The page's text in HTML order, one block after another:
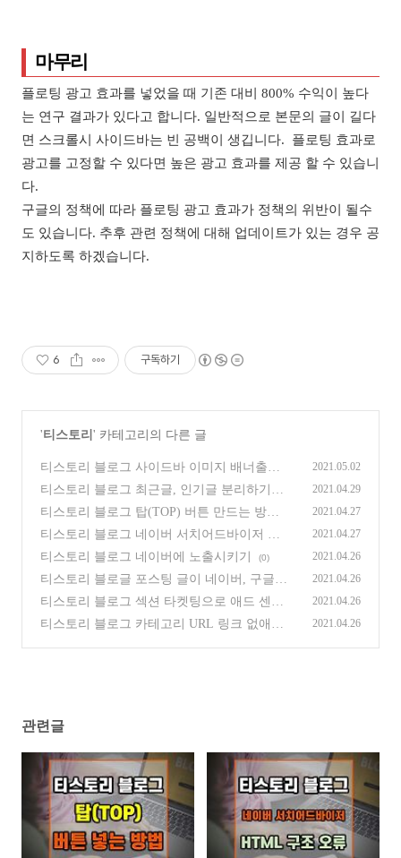
마무리
플로팅 광고 효과를 넣었을 때 기존 대비 800% 수익이 높다
는 연구 결과가 있다고 합니다. 일반적으로 본문의 글이 길다
면 스크롤시 사이드바는 빈 공백이 생깁니다. 플로팅 효과로
광고를 고정할 수 있다면 높은 광고 효과를 제공 할 수 있습니
다.
구글의 정책에 따라 플로팅 광고 효과가 정책의 위반이 될수
도 있습니다. 추후 관련 정책에 대해 업데이트가 있는 경우 공
지하도록 하겠습니다.
6 구독하기
'티스토리 ' 카테고리의 다른 글
티스토리 블로그 사이드바 이미지 배너출력
활용방법
(0)
2021.05.02
티스토리 블로그 최근글, 인기글 분리하기
(북클럽 스킨)
(0)
2021.04.29
티스토리 블로그 탑(TOP) 버튼 만드는 방법
(북클럽 스킨)
(0)
2021.04.27
티스토리 블로그 네이버 서치어드바이저 사
이트 최적화 - HTML 구조 오류
(0)
2021.04.27
티스토리 블로그 네이버에 노출시키기 (0) 2021.04.26
티스토리 블로글 포스팅 글이 네이버, 구글,
다음, 빙에 노출되는지 확인하는 방법
(0)
2021.04.26
티스토리 블로그 섹션 타켓팅으로 애드 센스
광고 매칭시키는 방법 (북클럽 스킨)
(0)
2021.04.26
티스토리 블로그 카테고리 URL 링크 없애기 2021.04.26
관련글